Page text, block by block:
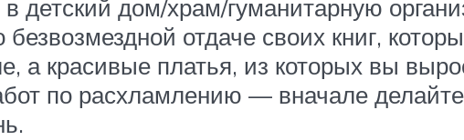
детский дом/храм/гуманитарную
отдаче своих книг,
а красивые платья, из которых вы
по расхламлению — вначале